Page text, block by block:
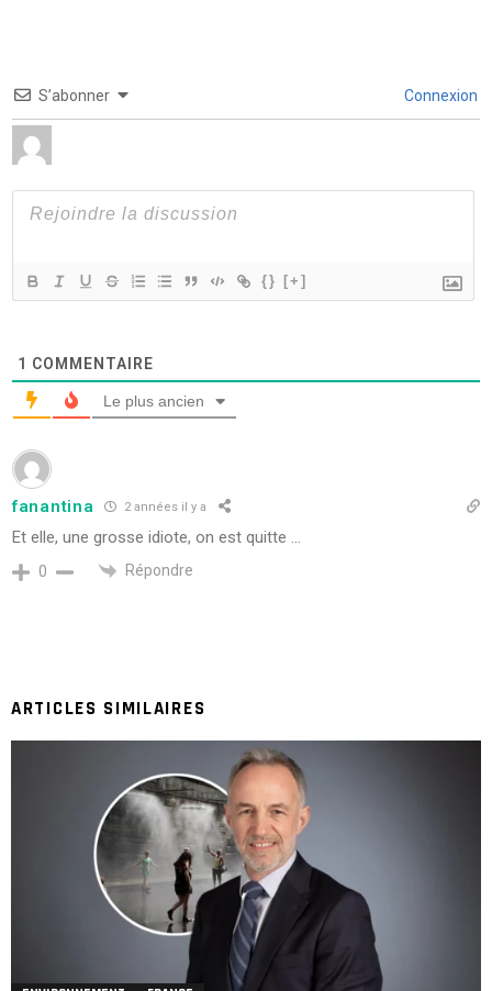
S’abonner Connexion
{} [+]
1 COMMENTAIRE
Le plus ancien
fanantina 2 années il y a
Et elle, une grosse idiote, on est quitte …
0 Répondre
ARTICLES SIMILAIRES